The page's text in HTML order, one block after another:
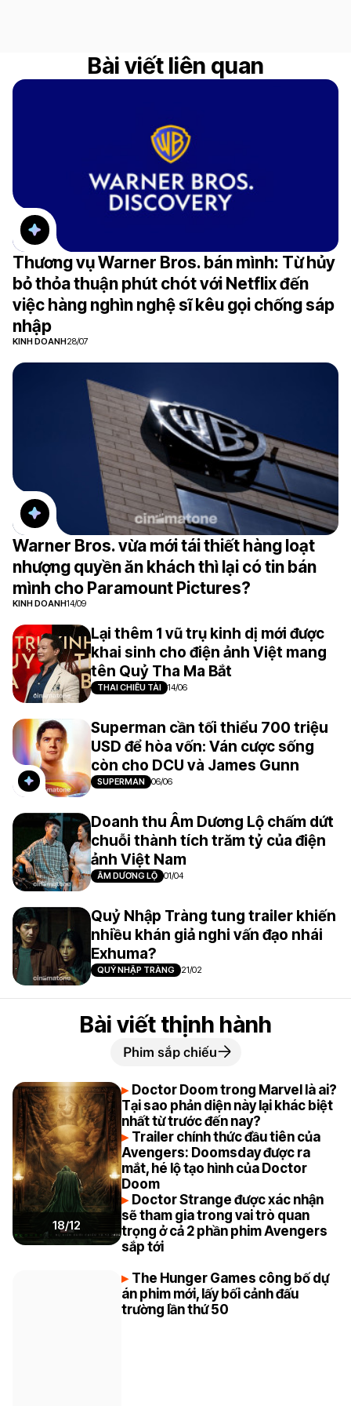
Bài viết liên quan
Thương vụ Warner Bros. bán mình: Từ hủy
bỏ thỏa thuận phút chót với Netflix đến
việc hàng nghìn nghệ sĩ kêu gọi chống sáp
nhập
KINH DOANH28/07
Warner Bros. vừa mới tái thiết hàng loạt
nhượng quyền ăn khách thì lại có tin bán
mình cho Paramount Pictures?
KINH DOANH14/09
Lại thêm 1 vũ trụ kinh dị mới được
khai sinh cho điện ảnh Việt mang
tên Quỷ Tha Ma Bắt
THAI CHIÊU TÀI 14/06
Superman cần tối thiểu 700 triệu
USD để hòa vốn: Ván cược sống
còn cho DCU và James Gunn
SUPERMAN 06/06
Doanh thu Âm Dương Lộ chấm dứt
chuỗi thành tích trăm tỷ của điện
ảnh Việt Nam
ÂM DƯƠNG LỘ 01/04
Quỷ Nhập Tràng tung trailer khiến
nhiều khán giả nghi vấn đạo nhái
Exhuma?
QUỶ NHẬP TRÀNG 21/02
Bài viết thịnh hành
Phim sắp chiếu
18/12
Doctor Doom trong Marvel là ai?
Tại sao phản diện này lại khác biệt
nhất từ trước đến nay?
Trailer chính thức đầu tiên của
Avengers: Doomsday được ra
mắt, hé lộ tạo hình của Doctor
Doom
Doctor Strange được xác nhận
sẽ tham gia trong vai trò quan
trọng ở cả 2 phần phim Avengers
sắp tới
The Hunger Games công bố dự
án phim mới, lấy bối cảnh đấu
trường lần thứ 50